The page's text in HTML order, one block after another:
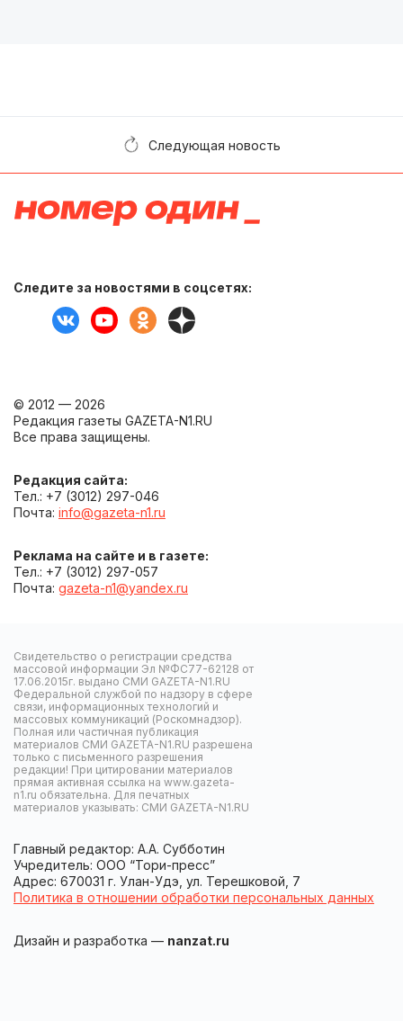
Следующая новость
Следите за новостями в соцсетях:
© 2012 — 2026
Редакция газеты GAZETA-N1.RU
Все права защищены.
Редакция сайта:
Тел.: +7 (3012) 297-046
Почта: info@gazeta-n1.ru
Реклама на сайте и в газете:
Тел.: +7 (3012) 297-057
Почта: gazeta-n1@yandex.ru
Свидетельство о регистрации средства
массовой информации Эл №ФС77-62128 от
17.06.2015г. выдано СМИ GAZETA-N1.RU
Федеральной службой по надзору в сфере
связи, информационных технологий и
массовых коммуникаций (Роскомнадзор).
Полная или частичная публикация
материалов СМИ GAZETA-N1.RU разрешена
только с письменного разрешения
редакции! При цитировании материалов
прямая активная ссылка на www.gazeta-
n1.ru обязательна. Для печатных
материалов указывать: СМИ GAZETA-N1.RU
Главный редактор: А.А. Субботин
Учредитель: ООО “Тори-пресс”
Адрес: 670031 г. Улан-Удэ, ул. Терешковой, 7
Политика в отношении обработки персональных данных
Дизайн и разработка — nanzat.ru